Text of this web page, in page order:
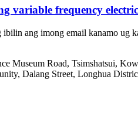
variable frequency
ang imong email kanamo ug
Museum Road, Tsimshatsui,
Dalang Street, Longhua